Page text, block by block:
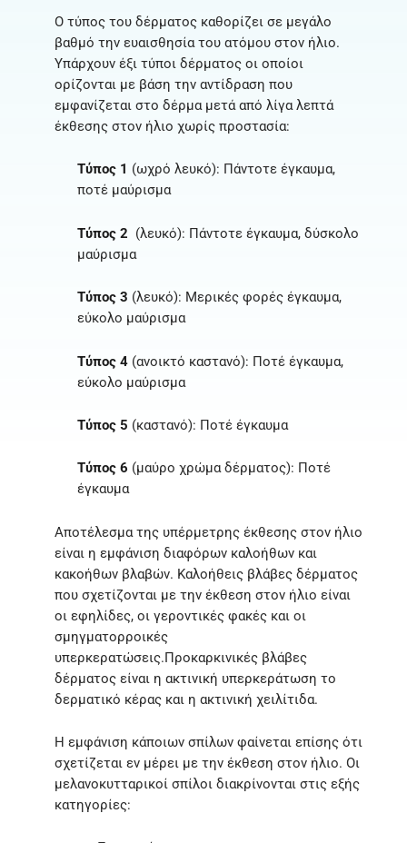
Ο τύπος του δέρματος καθορίζει σε μεγάλο
βαθμό την ευαισθησία του ατόμου στον ήλιο.
Υπάρχουν έξι τύποι δέρματος οι οποίοι
ορίζονται με βάση την αντίδραση που
εμφανίζεται στο δέρμα μετά από λίγα λεπτά
έκθεσης στον ήλιο χωρίς προστασία:
Τύπος 1 (ωχρό λευκό): Πάντοτε έγκαυμα,
Τύπος 2 (λευκό): Πάντοτε έγκαυμα, δύσκολο
Τύπος 3 (λευκό): Μερικές φορές έγκαυμα,
Τύπος 4 (ανοικτό καστανό): Ποτέ έγκαυμα,
Τύπος 5 (καστανό): Ποτέ έγκαυμα
Τύπος 6 (μαύρο χρώμα δέρματος): Ποτέ
έγκαυμα
Αποτέλεσμα της υπέρμετρης έκθεσης στον ήλιο
είναι η εμφάνιση διαφόρων καλοήθων και
κακοήθων βλαβών. Καλοήθεις βλάβες δέρματος
που σχετίζονται με την έκθεση στον ήλιο είναι
οι εφηλίδες, οι γεροντικές φακές και οι
σμηγματορροικές
υπερκερατώσεις.Προκαρκινικές βλάβες
δέρματος είναι η ακτινική υπερκεράτωση το
δερματικό κέρας και η ακτινική χειλίτιδα.
Η εμφάνιση κάποιων σπίλων φαίνεται επίσης ότι
σχετίζεται εν μέρει με την έκθεση στον ήλιο. Οι
μελανοκυτταρικοί σπίλοι διακρίνονται στις εξής
κατηγορίες: